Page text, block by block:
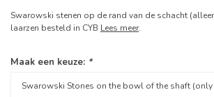
Swarowski stenen op de rand van de schacht
laarzen besteld in CYB Lees meer.
Maak een keuze: *